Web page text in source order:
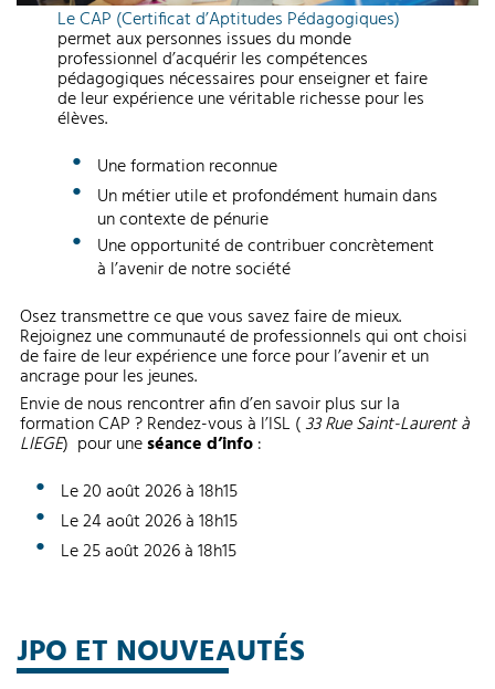
Le CAP (Certificat d’Aptitudes Pédagogiques)
permet aux personnes issues du monde
professionnel d’acquérir les compétences
pédagogiques nécessaires pour enseigner et faire
de leur expérience une véritable richesse pour les
élèves.
Une formation reconnue
Un métier utile et profondément humain dans
un contexte de pénurie
Une opportunité de contribuer concrètement
à l’avenir de notre société
Osez transmettre ce que vous savez faire de mieux.
Rejoignez une communauté de professionnels qui ont choisi
de faire de leur expérience une force pour l’avenir et un
ancrage pour les jeunes.
Envie de nous rencontrer afin d’en savoir plus sur la
formation CAP ? Rendez-vous à l’ISL (33 Rue Saint-Laurent à
LIEGE) pour uneséance d’info:
Le 20 août 2026 à 18h15
Le 24 août 2026 à 18h15
Le 25 août 2026 à 18h15
JPO ET NOUVEAUTÉS